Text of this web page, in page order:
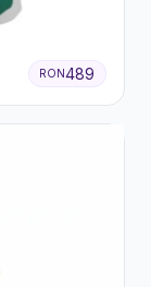
RON489